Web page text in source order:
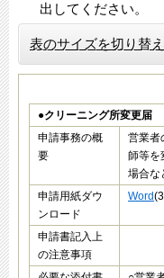
出してください。
表のサイズを切り替
●クリーニング所変更届
申請事務の概
要
営業者
師等を
場合な
申請用紙ダウ
ンロード
Word
申請書記入上
の注意事項